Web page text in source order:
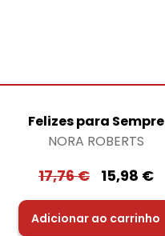
Felizes para Sempre
NORA ROBERTS
17,76€ 15,98 €
Adicionar ao carrinho